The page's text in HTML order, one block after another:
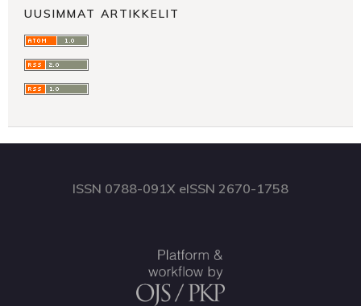
UUSIMMAT ARTIKKELIT
ISSN 0788-091X eISSN 2670-1758